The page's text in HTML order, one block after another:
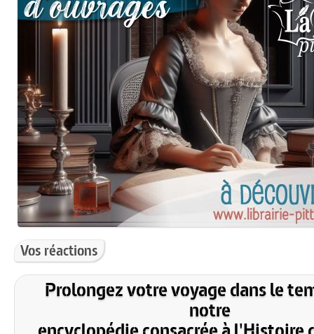
Vos réactions
Prolongez votre voyage dans le
notre